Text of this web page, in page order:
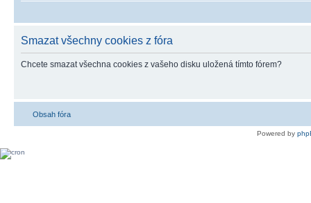
Smazat všechny cookies z fóra
Chcete smazat všechna cookies z vašeho disku uložená tímto fórem?
Obsah fóra
Powered by